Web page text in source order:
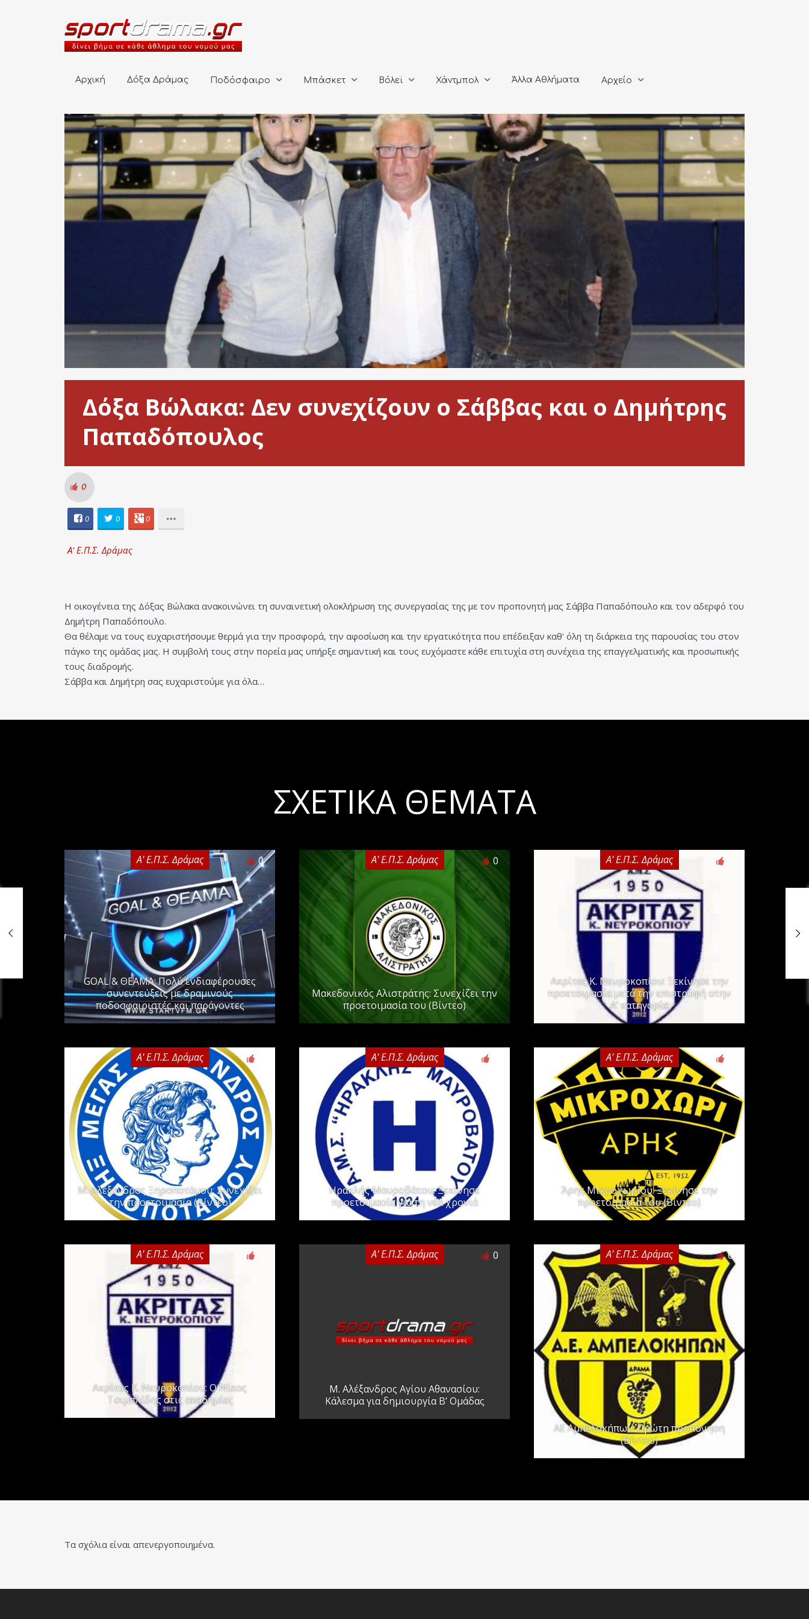
Αρχική Δόξα Δράμας Ποδόσφαιρο Μπάσκετ Βόλεϊ Χάντμπολ Άλλα Αθλήματα Αρχείο
Δόξα Βώλακα: Δεν συνεχίζουν ο Σάββας και ο Δημήτρης
Παπαδόπουλος
0
0 0 0
Α' Ε.Π.Σ. Δράμας
Η οικογένεια της Δόξας Βώλακα ανακοινώνει τη συναινετική ολοκλήρωση της συνεργασίας της με τον προπονητή μας Σάββα Παπαδόπουλο και τον αδερφό του
Δημήτρη Παπαδόπουλο.
Θα θέλαμε να τους ευχαριστήσουμε θερμά για την προσφορά, την αφοσίωση και την εργατικότητα που επέδειξαν καθ’ όλη τη διάρκεια της παρουσίας του στον
πάγκο της ομάδας μας. Η συμβολή τους στην πορεία μας υπήρξε σημαντική και τους ευχόμαστε κάθε επιτυχία στη συνέχεια της επαγγελματικής και προσωπικής
τους διαδρομής.
Σάββα και Δημήτρη σας ευχαριστούμε για όλα…
ΣΧΕΤΙΚΆ ΘΈΜΑΤΑ
Α' Ε.Π.Σ. Δράμας 0
GOAL & ΘΕΑΜΑ: Πολύ ενδιαφέρουσες
συνεντεύξεις με δραμινούς
ποδοσφαιριστές και παράγοντες
Α' Ε.Π.Σ. Δράμας 0
Μακεδονικός Αλιστράτης: Συνεχίζει την
προετοιμασία του (Βίντεο)
Α' Ε.Π.Σ. Δράμας
Ακρίτας Κ. Νευροκοπίου: Ξεκίνησε την
προετοιμασία μετά την επιστροφή στην
Α’ κατηγορία
Α' Ε.Π.Σ. Δράμας
Μ. Αλέξανδρος Ξηροποτάμου: Συνεχίζει
την προετοιμασία (Βίντεο)
Α' Ε.Π.Σ. Δράμας
Ηρακλής Μαυροβάτου: Ξεκίνησε
προετοιμασία για τη νέα χρονιά
Α' Ε.Π.Σ. Δράμας
Άρης Μικροχωρίου: Ξεκίνησε την
προετοιμασία του (Βίντεο)
Α' Ε.Π.Σ. Δράμας
Ακρίτας Κ. Νευροκοπίου: Ο Νίκος
Τσιμπλίδης στις ακαδημίες
Α' Ε.Π.Σ. Δράμας 0
Μ. Αλέξανδρος Αγίου Αθανασίου:
Κάλεσμα για δημιουργία Β’ Ομάδας
Α' Ε.Π.Σ. Δράμας 0
ΑΕ Αμπελοκήπων: Πρώτη προπόνηση
(Βίντεο)
Τα σχόλια είναι απενεργοποιημένα.